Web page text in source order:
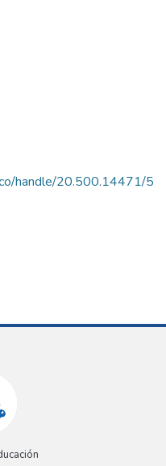
handle/20.500.14471/5